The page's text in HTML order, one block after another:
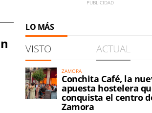
LO MÁS
VISTO ACTUAL
ZAMORA
Conchita Café, la
apuesta hostelera
conquista el centro
Zamora